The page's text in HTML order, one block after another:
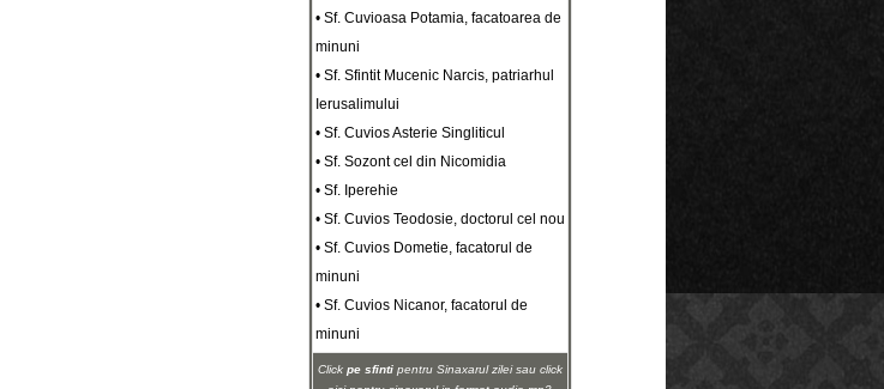
• Sf. Cuvioasa Potamia, facatoarea de
minuni
• Sf. Sfintit Mucenic Narcis, patriarhul
Ierusalimului
• Sf. Cuvios Asterie Singliticul
• Sf. Sozont cel din Nicomidia
• Sf. Iperehie
• Sf. Cuvios Teodosie, doctorul cel nou
• Sf. Cuvios Dometie, facatorul de
minuni
• Sf. Cuvios Nicanor, facatorul de
minuni
Click pe sfintipentru Sinaxarul zilei sau click